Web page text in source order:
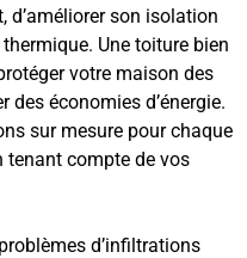
d’améliorer son isolation
Une toiture bien
votre maison des
économies d’énergie.
sur mesure pour chaque
tenant compte de vos
d’infiltrations